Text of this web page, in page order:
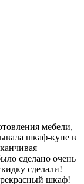
мебели,
шкаф-купе в
сделано очень
сделали!
шкаф!